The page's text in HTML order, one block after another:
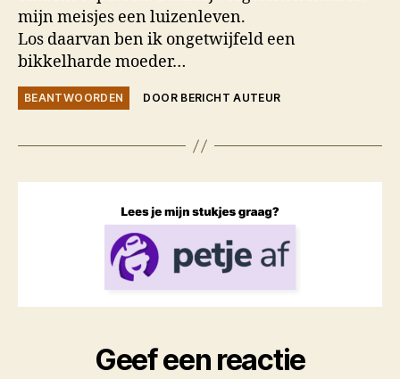
mijn meisjes een luizenleven.
Los daarvan ben ik ongetwijfeld een
bikkelharde moeder…
BEANTWOORDEN DOOR BERICHT AUTEUR
Geef een reactie